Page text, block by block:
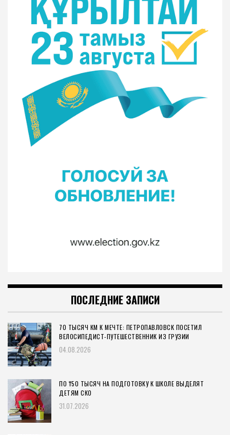
ПОСЛЕДНИЕ ЗАПИСИ
70 ТЫСЯЧ КМ К МЕЧТЕ: ПЕТРОПАВЛОВСК ПОСЕТИЛ
ВЕЛОСИПЕДИСТ-ПУТЕШЕСТВЕННИК ИЗ ГРУЗИИ
04.08.2026
ПО ₸50 ТЫСЯЧ НА ПОДГОТОВКУ К ШКОЛЕ ВЫДЕЛЯТ
ДЕТЯМ СКО
31.07.2026